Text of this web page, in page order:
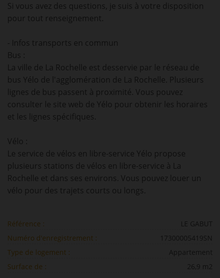
Si vous avez des questions, je suis à votre disposition
pour tout renseignement.
- Infos transports en commun
Bus :
La ville de La Rochelle est desservie par le réseau de
bus Yélo de l'agglomération de La Rochelle. Plusieurs
lignes de bus passent à proximité. Vous pouvez
consulter le site web de Yélo pour obtenir les horaires
et les lignes spécifiques.
Vélo :
Le service de vélos en libre-service Yélo propose
plusieurs stations de vélos en libre-service à La
Rochelle et dans ses environs. Vous pouvez louer un
vélo pour des trajets courts ou longs.
Référence :
LE GABUT
Numéro d'enregistrement :
17300005419SN
Type de logement :
Appartement
Surface de :
26,9 m2